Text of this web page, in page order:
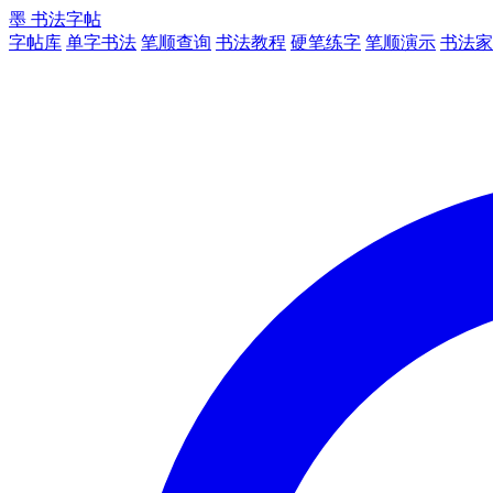
墨 书法字帖
字帖库 单字书法 笔顺查询 书法教程 硬笔练字 笔顺演示 书法家